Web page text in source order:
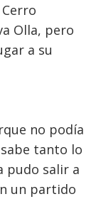
Olla, pero
a su
no podía
tanto lo
pudo salir a
un partido